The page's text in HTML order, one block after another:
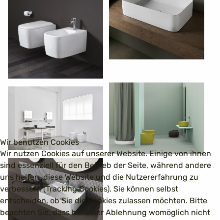
Wir benutzen Cookies
Wir nutzen Cookies auf unserer Website. Einige von ihnen
sind essenziell für den Betrieb der Seite, während andere
uns helfen, diese Website und die Nutzererfahrung zu
verbessern (Tracking Cookies). Sie können selbst
entscheiden, ob Sie die Cookies zulassen möchten. Bitte
beachten Sie, dass bei einer Ablehnung womöglich nicht